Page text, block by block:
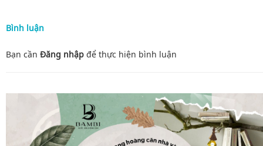
Bình luận
Bạn cần Đăng nhập để thực hiện bình luận